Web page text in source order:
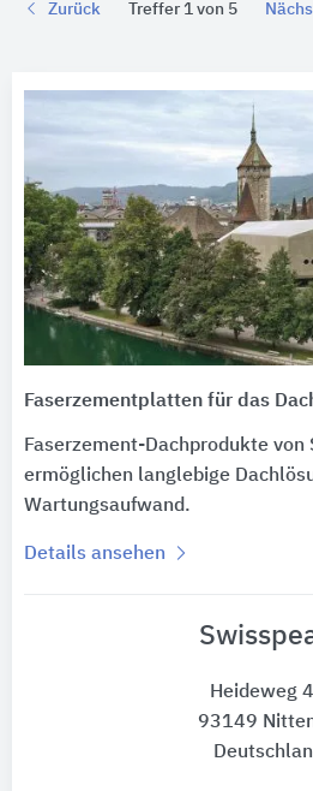
Zurück Treffer 1 von 5
Faserzementplatten für das
Faserzement-Dachprodukte von
ermöglichen langlebige
Wartungsaufwand.
Details ansehen
Heideweg
93149